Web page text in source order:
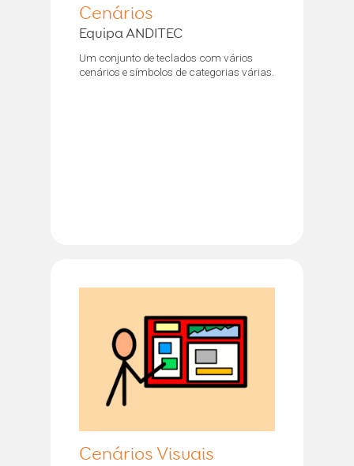
Cenários
Equipa ANDITEC
Um conjunto de teclados com vários
cenários e símbolos de categorias várias.
Cenários Visuais